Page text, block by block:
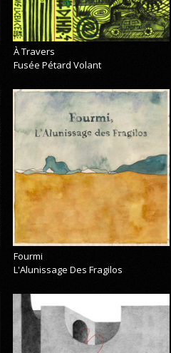
À Travers
Fusée Pétard Volant
Fourmi
L'Alunissage Des Fragilos